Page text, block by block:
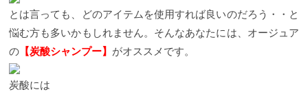
とは言っても、どのアイテムを使用すれば良いのだろう・・と
悩む方も多いかもしれません。そんなあなたには、オージュア
の 【炭酸シャンプー】 がオススメです。
炭酸には